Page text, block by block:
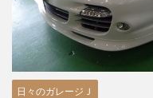
日々のガレージＪ